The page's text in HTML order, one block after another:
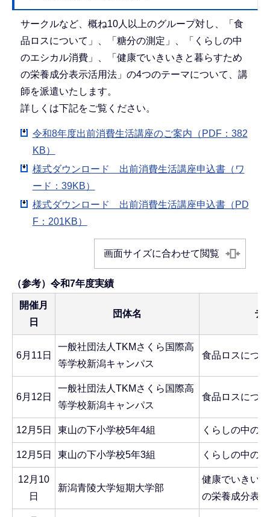
サークルなど、概ね10人以上のグループ対し、「食
品ロスについて」、「糖分の測定」、「くらしの中
のエシカル消費」、「健康でいきいきと暮らすため
の栄養成分表示活用法」の4つのテーマについて、講
師を派遣いたします。
詳しくは下記をご覧ください。
令和8年度出前消費生活講座のご案内（PDF：382
KB）
様式ダウンロード 出前消費生活講座申込書（ワ
ード：39KB）
様式ダウンロード 出前消費生活講座申込書（PD
F：201KB）
画面サイズに合わせて閲覧
（参考）令和7年度実績
開催月
日
団体名 テ
6月11日
一般社団法人TKMさくら国際高
等学校新潟キャンパス
食品ロスにつ
6月12日
一般社団法人TKMさくら国際高
等学校新潟キャンパス
食品ロスにつ
12月5日 東山の下小学校5年4組 くらしの中の
12月5日 東山の下小学校5年3組 くらしの中の
12月10
日
新潟青陵大学短期大学部
健康でいきい
の栄養成分表